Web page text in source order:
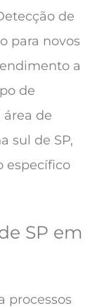
de
para novos
a
de
área de
sul de SP,
específico
SP em
processos